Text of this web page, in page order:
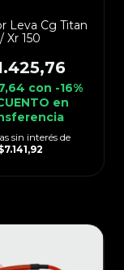
Leva Cg Titan
/ Xr 150
con -16%
en
sin interés de